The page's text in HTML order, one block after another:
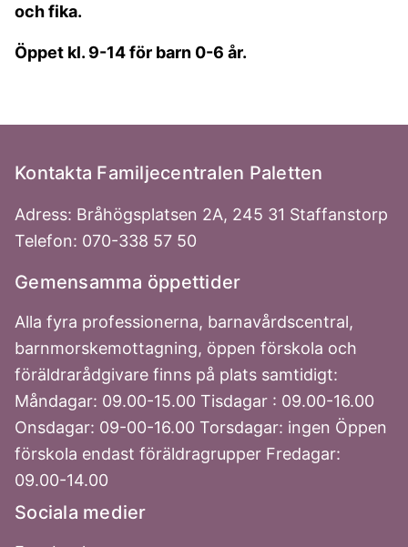
och fika.
Öppet kl. 9-14 för barn 0-6 år.
Kontakta Familjecentralen Paletten
Adress: Bråhögsplatsen 2A, 245 31 Staffanstorp
Telefon: 070-338 57 50
Gemensamma öppettider
Alla fyra professionerna, barnavårdscentral,
barnmorskemottagning, öppen förskola och
föräldrarådgivare finns på plats samtidigt:
Måndagar: 09.00-15.00 Tisdagar : 09.00-16.00
Onsdagar: 09-00-16.00 Torsdagar: ingen Öppen
förskola endast föräldragrupper Fredagar:
09.00-14.00
Sociala medier